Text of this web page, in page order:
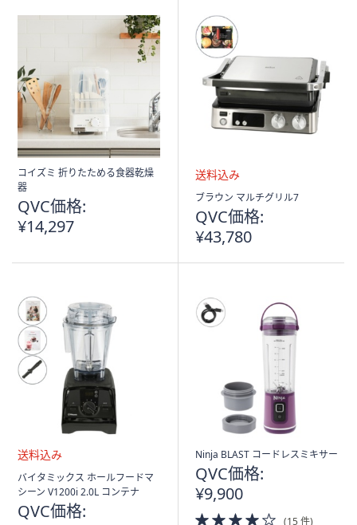
コイズミ 折りたためる食器乾燥
器
QVC価格:
¥14,297
送
込
み
ブラウン マルチグリル7
QVC価格:
¥43,780
送
料
み
バイタミックス ホールフードマ
シーン V1200i 2.0L コンテナ
QVC価格:
Ninja BLAST コードレスミキサー
QVC価格:
¥9,900
4.0
(15 件)